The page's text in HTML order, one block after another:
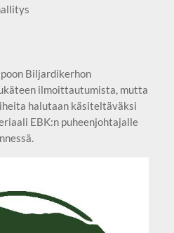
Biljardikerhon
ilmoittautumista, mutta
halutaan käsiteltäväksi
EBK:n puheenjohtajalle